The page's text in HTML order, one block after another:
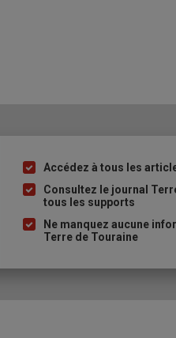
Liste
à
puce
Accédez à tous les
Consultez le journal
tous les supports
Ne manquez aucune
Terre de Touraine